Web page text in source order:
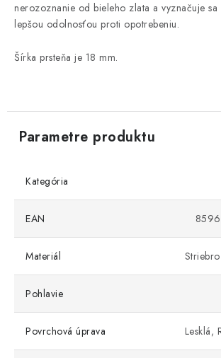
nerozoznanie od bieleho zlata a vyznačuje sa
lepšou odolnosťou proti opotrebeniu.
Šírka prsteňa je 18 mm.
Parametre produktu
Kategória
EAN
Materiál
Pohlavie
Povrchová úprava Lesklá,